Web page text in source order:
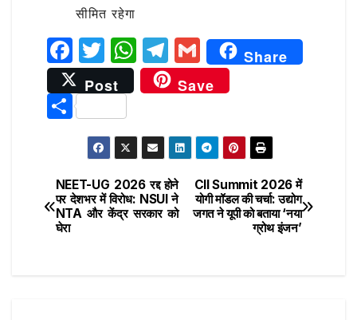
सीमित रहेगा
F
a
c
e
b
o
o
k
T
w
it
te
r
W
h
at
A
p
p
T
el
e
ra
m
G
m
ai
Share
Post
Save
S
h
ar
e
Post
navigation
CII Summit 2026 में
योगी मॉडल की चर्चा: उद्योग
जगत ने यूपी को बताया ‘नया
ग्रोथ इंजन’
NEET-UG 2026 रद्द होने
पर देशभर में विरोध: NSUI ने
NTA और केंद्र सरकार को
घेरा